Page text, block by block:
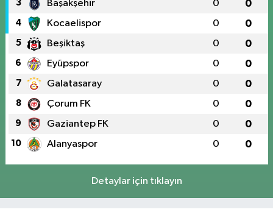
3 Başakşehir 0 0
4 Kocaelispor 0 0
5 Beşiktaş 0 0
6 Eyüpspor 0 0
7 Galatasaray 0 0
8 Çorum FK 0 0
9 Gaziantep FK 0 0
10 Alanyaspor 0 0
Detaylar için tıklayın